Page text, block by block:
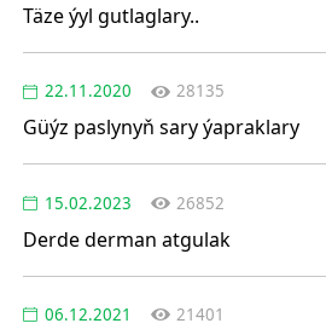
Täze ýyl gutlaglary..
22.11.2020 28135
Güýz paslynyň sary ýapraklary
15.02.2023 26852
Derde derman atgulak
06.12.2021 21401